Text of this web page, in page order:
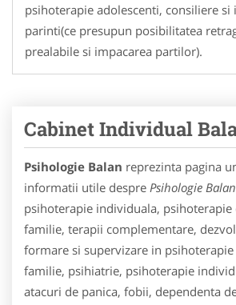
psihoterapie adolescenti, consiliere
parinti(ce presupun posibilitatea
prealabile si impacarea partilor).
Cabinet Individual
Psihologie Balan reprezinta pagina
informatii utile despre Psihologie Balan
psihoterapie individuala, psihoterapie
familie, terapii complementare,
formare si supervizare in
familie, psihiatrie, psihoterapie
atacuri de panica, fobii, dependenta